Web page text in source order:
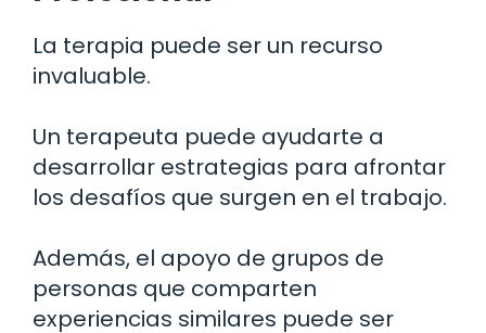
La terapia puede ser un recurso
invaluable.
Un terapeuta puede ayudarte a
desarrollar estrategias para afrontar
los desafíos que surgen en el trabajo.
Además, el apoyo de grupos de
personas que comparten
experiencias similares puede ser